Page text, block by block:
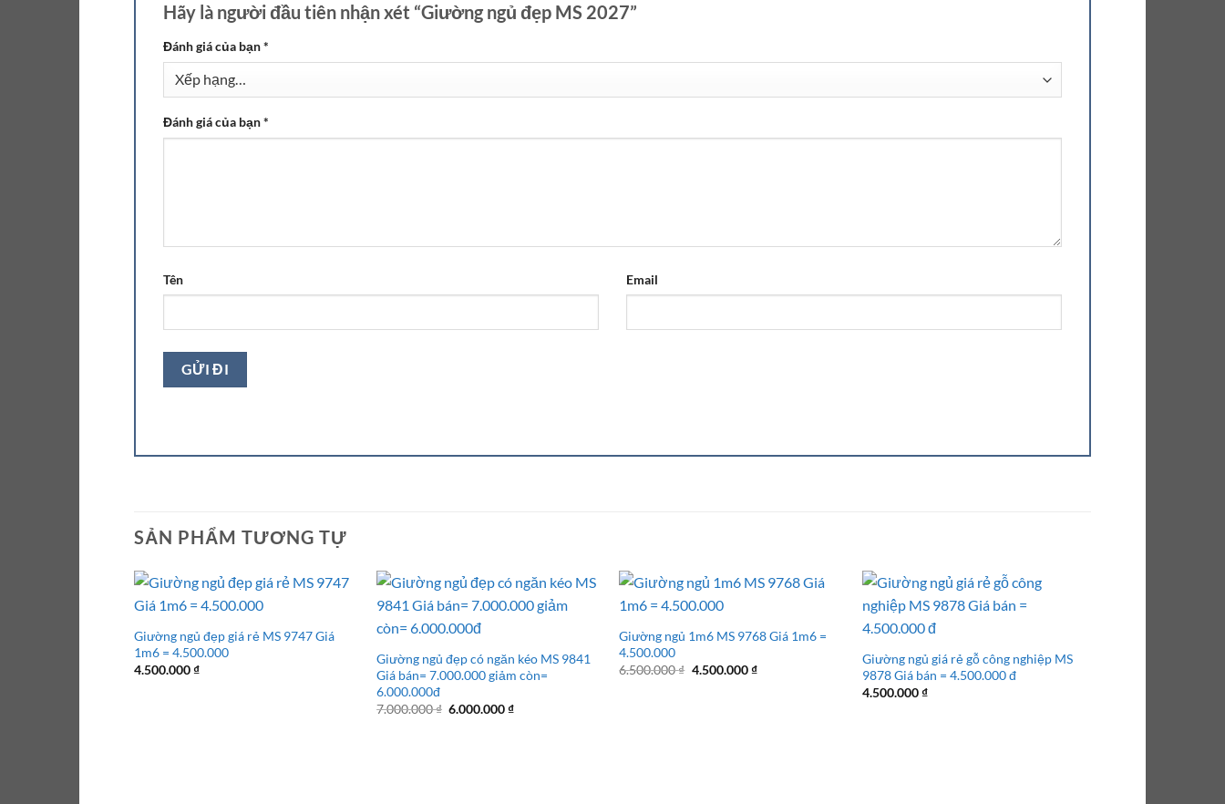
Hãy là người đầu tiên nhận xét “Giường ngủ đẹp MS 2027”
Đánh giá của bạn*
Đánh giá của bạn*
Tên Email
SẢN PHẨM TƯƠNG TỰ
Giường ngủ đẹp giá rẻ MS 9747 Giá
1m6 = 4.500.000
4.500.000₫
Giường ngủ đẹp có ngăn kéo MS 9841
Giá bán= 7.000.000 giảm còn=
6.000.000đ
7.000.000₫ Giá
6.000.000₫Giá
Giường ngủ 1m6 MS 9768 Giá 1m6 =
4.500.000
6.500.000₫ Giá
4.500.000₫Giá
Giường ngủ giá rẻ gỗ công nghiệp MS
9878 Giá bán = 4.500.000 đ
4.500.000₫